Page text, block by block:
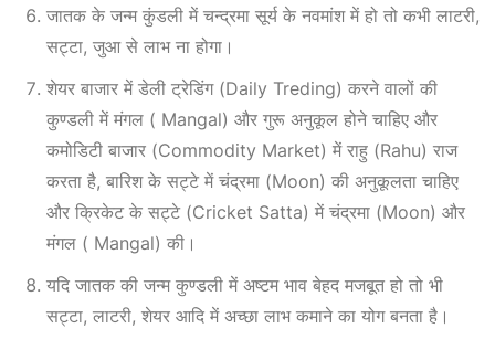
जातक के जन्म कुंडली में चन्द्रमा सूर्य के नवमांश में हो तो कभी लाटरी,
सट्टा, जुआ से लाभ ना होगा।
शेयर बाजार में डेली ट्रेडिंग (Daily Treding) करने वालों की
कुण्डली में मंगल ( Mangal) और गुरू अनुकूल होने चाहिए और
कमोडिटी बाजार (Commodity Market) में राहु (Rahu) राज
करता है, बारिश के सट्टे में चंद्रमा (Moon) की अनुकूलता चाहिए
और क्रिकेट के सट्टे (Cricket Satta) में चंद्रमा (Moon) और
मंगल ( Mangal) की।
यदि जातक की जन्म कुण्डली में अष्टम भाव बेहद मजबूत हो तो भी
सट्टा, लाटरी, शेयर आदि में अच्छा लाभ कमाने का योग बनता है।